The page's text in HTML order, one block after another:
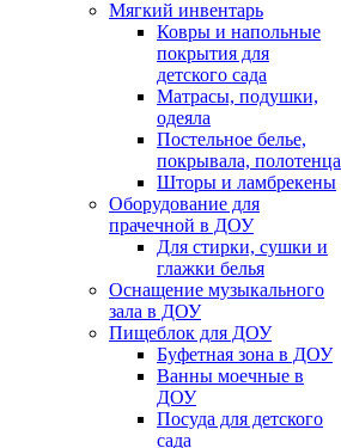
Мягкий инвентарь
Ковры и напольные
покрытия для
детского сада
Матрасы, подушки,
одеяла
Постельное белье,
покрывала, полотенца
Шторы и ламбрекены
Оборудование для
прачечной в ДОУ
Для стирки, сушки и
глажки белья
Оснащение музыкального
зала в ДОУ
Пищеблок для ДОУ
Буфетная зона в ДОУ
Ванны моечные в
ДОУ
Посуда для детского
сада